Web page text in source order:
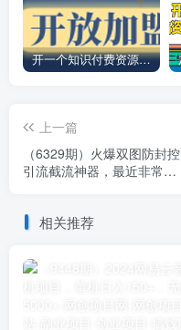
开一个知识付费资源网站，小白也能日入1000+
上一篇
（6329期）火爆双图防封控
引流截流神器，最近非常好
相关推荐